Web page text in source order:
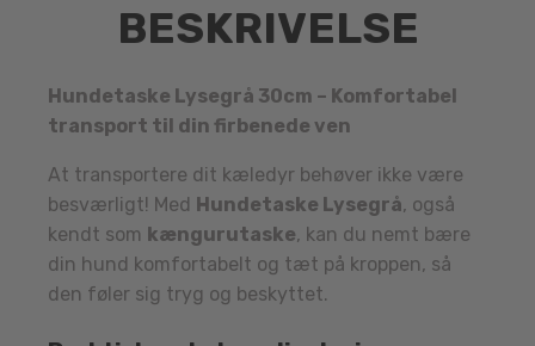
BESKRIVELSE
Hundetaske Lysegrå 30cm – Komfortabel
transport til din firbenede ven
At transportere dit kæledyr behøver ikke være
besværligt! Med Hundetaske Lysegrå, også
kendt som kængurutaske, kan du nemt bære
din hund komfortabelt og tæt på kroppen, så
den føler sig tryg og beskyttet.